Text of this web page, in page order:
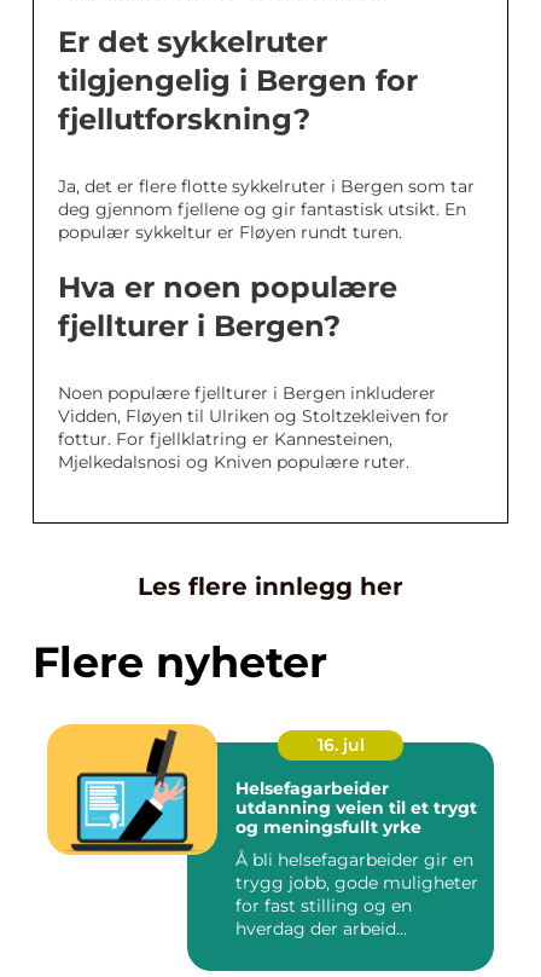
Er det sykkelruter
tilgjengelig i Bergen for
fjellutforskning?
Ja, det er flere flotte sykkelruter i Bergen som tar
deg gjennom fjellene og gir fantastisk utsikt. En
populær sykkeltur er Fløyen rundt turen.
Hva er noen populære
fjellturer i Bergen?
Noen populære fjellturer i Bergen inkluderer
Vidden, Fløyen til Ulriken og Stoltzekleiven for
fottur. For fjellklatring er Kannesteinen,
Mjelkedalsnosi og Kniven populære ruter.
Les flere innlegg her
Flere nyheter
16. jul
Helsefagarbeider
utdanning veien til et trygt
og meningsfullt yrke
Å bli helsefagarbeider gir en
trygg jobb, gode muligheter
for fast stilling og en
hverdag der arbeid...